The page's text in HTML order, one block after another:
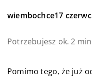
wiembochce17
Potrzebujesz ok. 2
Pomimo tego, że już